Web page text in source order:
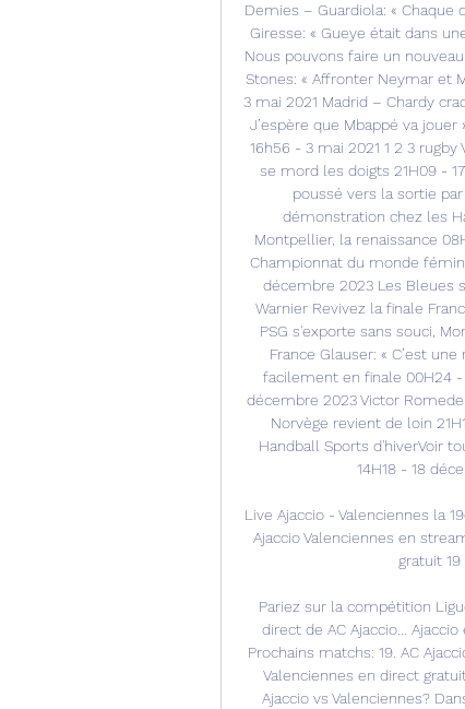
Demies – Guardiola: «
Giresse: « Gueye était dans
Nous pouvons faire un
Stones: « Affronter Neymar et
3 mai 2021 Madrid – Chardy
J’espère que Mbappé va
16h56 - 3 mai 2021 1 2 3
se mord les doigts 21H09 -
poussé vers la sortie
démonstration chez les
Montpellier, la renaissance
Championnat du monde
décembre 2023 Les Bleues
Warnier Revivez la finale
PSG s'exporte sans souci,
France Glauser: « C’est
facilement en finale 00H24 -
décembre 2023 Victor
Norvège revient de loin
Handball Sports d'hiverVoir
14H18 - 18
Live Ajaccio - Valenciennes la
Ajaccio Valenciennes en
gratuit
Pariez sur la compétition
direct de AC Ajaccio...
Prochains matchs: 19. AC
Valenciennes en direct
Ajaccio vs Valenciennes?